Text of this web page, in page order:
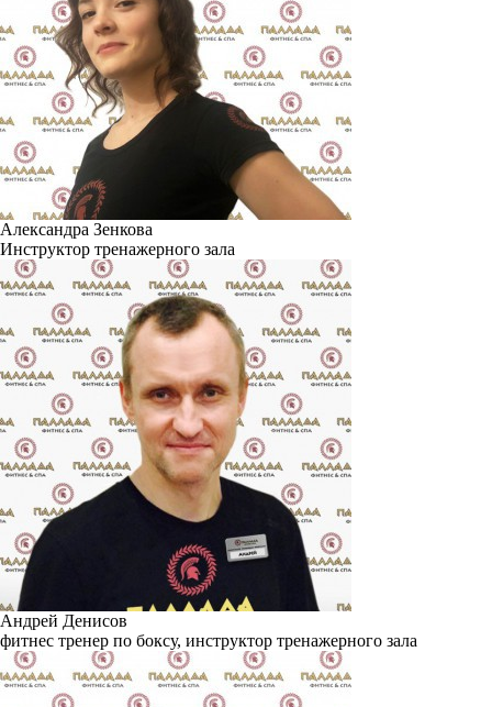
Александра Зенкова
Инструктор тренажерного зала
Андрей Денисов
фитнес тренер по боксу, инструктор тренажерного зала